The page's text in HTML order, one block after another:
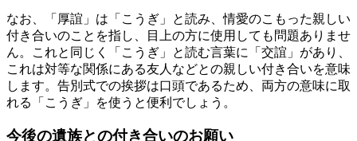
なお、「厚誼」は「こうぎ」と読み、情愛のこもった親しい
付き合いのことを指し、目上の方に使用しても問題ありませ
ん。これと同じく「こうぎ」と読む言葉に「交誼」があり、
これは対等な関係にある友人などとの親しい付き合いを意味
します。告別式での挨拶は口頭であるため、両方の意味に取
れる「こうぎ」を使うと便利でしょう。
今後の遺族との付き合いのお願い